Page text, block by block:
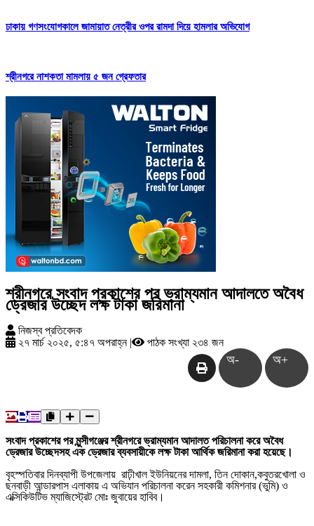
ঢাকায় গণসংযোগকালে জামায়াত নেত্রীর ওপর রামদা দিয়ে হামলার অভিযোগ
শ্রীনগরে নাশকতা মামলায় ৫ জন গ্রেফতার
শ্রীনগরে সংবাদ প্রকাশের পর ভ্রাম্যমান আদালতে অবৈধ
ড্রেজার উচ্ছেদ লক্ষ টাকা জরিমানা
নিজস্ব প্রতিবেদক
২৭ মার্চ ২০২৫, ৫:৪৭ অপরাহ্ন | পাঠক সংখ্যা ২৩৪ জন
অ- অ+
সংবাদ প্রকাশের পর মুন্সীগঞ্জের শ্রীনগরে ভ্রাম্যমান আদালত পরিচালনা করে অবৈধ
ড্রেজার উচ্ছেদসহ এক ড্রেজার ব্যবসায়ীকে লক্ষ টাকা আর্থিক জরিমানা করা হয়েছে।
বৃহস্পতিবার দিনব্যাপী উপজেলায় রাঢ়ীখাল ইউনিয়নের দামলা, তিন দোকান,কবুতরখোলা ও
ছনবাড়ী আন্ডারপাস এলাকায় এ অভিযান পরিচালনা করেন সহকারী কমিশনার (ভুমি) ও
এক্সিকিউটিভ ম্যাজিস্ট্রেট মোঃ জুবায়ের হাবিব।